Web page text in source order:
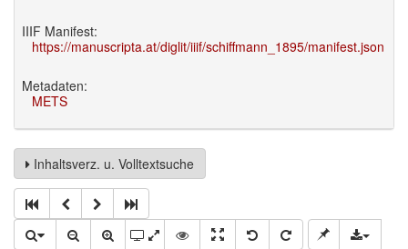
IIIF Manifest:
https://manuscripta.at/diglit/iiif/schiffmann_1895/manifest.json
Metadaten:
METS
Inhaltsverz. u. Volltextsuche